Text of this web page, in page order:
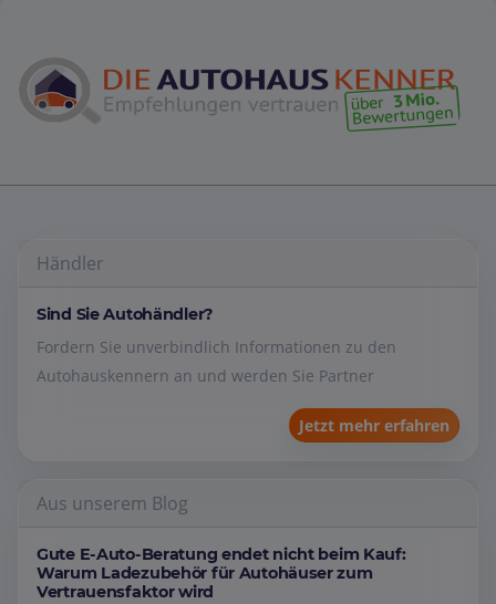
Händler
Sind Sie Autohändler?
Fordern Sie unverbindlich Informationen zu den
Autohauskennern an und werden Sie Partner
Jetzt mehr erfahren
Aus unserem Blog
Gute E-Auto-Beratung endet nicht beim Kauf:
Warum Ladezubehör für Autohäuser zum
Vertrauensfaktor wird